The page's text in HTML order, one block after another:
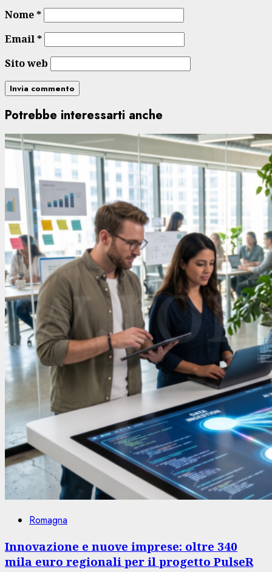
Nome*
Email*
Sito web
Potrebbe interessarti anche
Romagna
Innovazione e nuove imprese: oltre 340
mila euro regionali per il progetto PulseR